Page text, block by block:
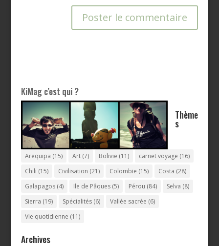
KiMag c’est qui ?
Thème
s
Arequipa (15) Art(7) Bolivie (11) carnet voyage (16)
Chili (15) Civilisation (21) Colombie (15) Costa (28)
Galapagos(4) Ile de Pâques(5) Pérou (84) Selva (8)
Sierra (19) Spécialités(6) Vallée sacrée (6)
Vie quotidienne (11)
Archives